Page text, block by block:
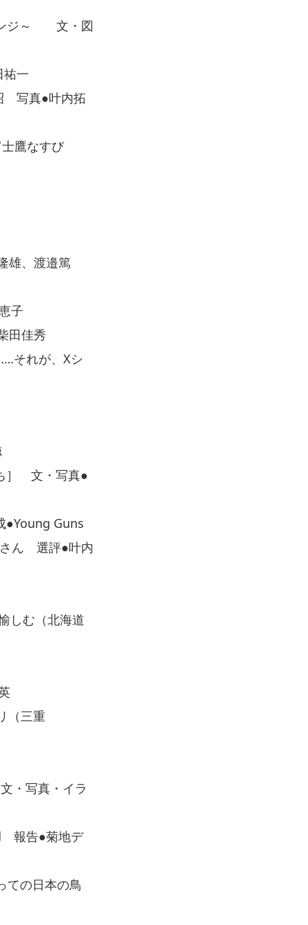
ンジ～ 文・図
一
写真●叶内拓
鷹なすび
雄、渡邉篤
子
田佳秀
それが、Xシ
］ 文・写真●
●Young Guns
ん 選評●叶内
しむ（北海道
（三重
・写真・イラ
報告●菊地デ
ての日本の鳥